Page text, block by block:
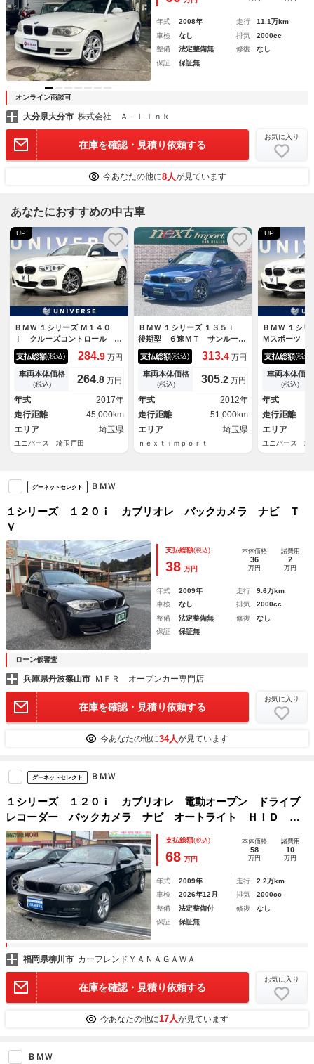
年式 2008年 走行
11.1万km
車検
なし 排気
2000cc
整備
法定整備無 修復
なし
保証
保証無
オンライン商談可
大分県大分市 株式会社 Ａ－Ｌｉｎｋ
在庫を確認・見積り依頼する
お気に入り
今あなたの他に8人が見ています
あなたにおすすめの中古車
UP
ＢＭＷ １シリーズ Ｍ１４０
ｉ クルーズコントロール イ
ンテリジェントセーフティ 純
正ナビ バックカメラ コンフ
ォートアクセス ＬＥＤヘッド
ライト アルカンターラコンビ
シート パワーシート 純正１
８インチＡＷ パドルシフト
支払総額(税込) 284.9 万円
車両本体価格
(税込) 264.8 万円
年式
2017年
走行距離
45,000km
エリア
埼玉県
ユニバース 埼玉戸田
ＢＭＷ １シリーズ １３５ｉ
後期型 ６速ＭＴ サンルー
フ ｃａｒｐｌａｙ対応 赤レ
ザーシート アドバン１９Ａ
Ｗ Ｍｐｅｒｆｏｒｍａｎｃｅ
グリル カーボントランクスポ
イラー・リアディフーザー オ
ートライト ナビ ＵＳＢ Ｅ
ＴＣ
支払総額(税込) 313.4 万円
車両本体価格
(税込) 305.2 万円
年式
2012年
走行距離
51,000km
エリア
埼玉県
ｎｅｘｔｉｍｐｏｒｔ
UP
ＢＭＷ １シ
Ｍスポーツ
トパッケー
ビューカメ
ＥＤヘッド
ントロール
ｈ 純正１７
ール ＥＴＣ
支払総額(税込)
車両本体価格
(税込)
年式
走行距離
エリア
ユニバース 埼
グーネットセレクト ＢＭＷ
１シリーズ １２０ｉ カブリオレ バックカメラ ナビ Ｔ
Ｖ
支払総額(税込)
38 万円
本体価格
36
万円
諸費用
2
万円
年式 2009年 走行
9.6万km
車検
なし 排気
2000cc
整備
法定整備無 修復
なし
保証
保証無
ローン仮審査
兵庫県丹波篠山市 ＭＦＲ オープンカー専門店
在庫を確認・見積り依頼する
お気に入り
今あなたの他に34人が見ています
グーネットセレクト ＢＭＷ
１シリーズ １２０ｉ カブリオレ 電動オープン ドライブ
レコーダー バックカメラ ナビ オートライト ＨＩＤ 赤
革シート シートヒーター 電動シート １６インチアルミホ
イール
支払総額(税込)
68 万円
本体価格
58
万円
諸費用
10
万円
年式 2009年 走行
2.2万km
車検
2026年12月 排気
2000cc
整備
法定整備付 修復
なし
保証
保証無
福岡県柳川市 カーフレンドＹＡＮＡＧＡＷＡ
在庫を確認・見積り依頼する
お気に入り
今あなたの他に17人が見ています
ＢＭＷ